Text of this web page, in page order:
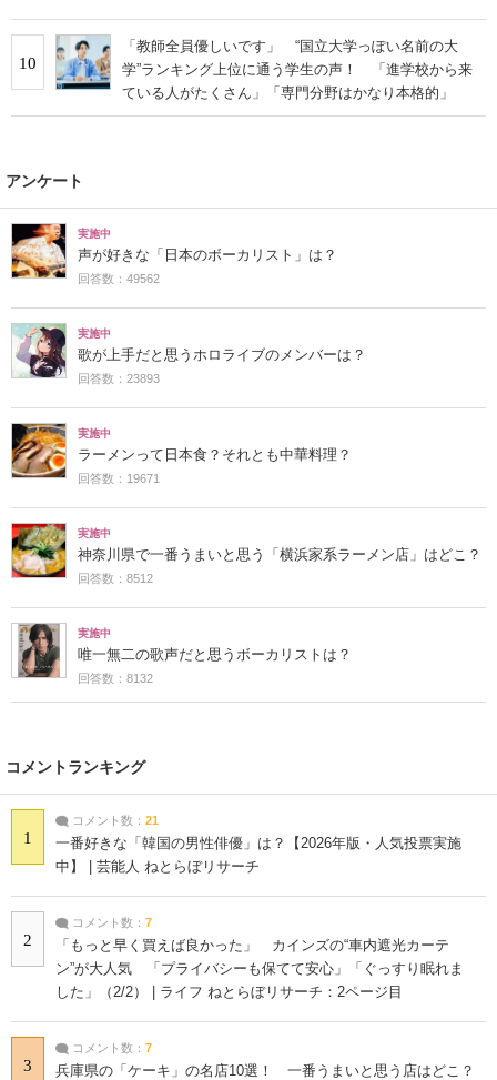
10
「教師全員優しいです」 “国立大学っぽい名前の大
学”ランキング上位に通う学生の声！ 「進学校から来
ている人がたくさん」「専門分野はかなり本格的」
アンケート
実施中
声が好きな「日本のボーカリスト」は？
回答数：49562
実施中
歌が上手だと思うホロライブのメンバーは？
回答数：23893
実施中
ラーメンって日本食？それとも中華料理？
回答数：19671
実施中
神奈川県で一番うまいと思う「横浜家系ラーメン店」はどこ？
回答数：8512
実施中
唯一無二の歌声だと思うボーカリストは？
回答数：8132
コメントランキング
1
コメント数： 21
一番好きな「韓国の男性俳優」は？【2026年版・人気投票実施
中】 | 芸能人 ねとらぼリサーチ
2
コメント数： 7
「もっと早く買えば良かった」 カインズの“車内遮光カーテ
ン”が大人気 「プライバシーも保てて安心」「ぐっすり眠れま
した」（2/2） | ライフ ねとらぼリサーチ：2ページ目
3
コメント数： 7
兵庫県の「ケーキ」の名店10選！ 一番うまいと思う店はどこ？